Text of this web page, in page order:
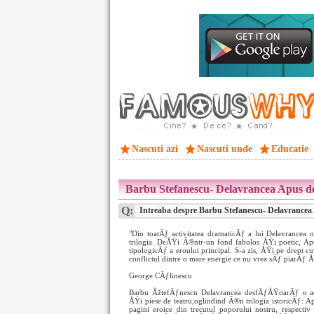
Nascuti azi Nascuti unde Educatie
Barbu Stefanescu- Delavrancea Apus
Q: Intreaba despre Barbu Stefanescu- Delavrancea
"Din toatÄƒ activitatea dramaticÄƒ a lui Delavrancea
trilogia. DeÅŸi Ã®ntr-un fond fabulos ÅŸi poetic,
tipologicÄƒ a eroului principal. S-a zis, ÅŸi pe drept
conflictul dintre o mare energie ce nu vrea sÄƒ piarÄƒ
George CÄƒlinescu
Barbu ÅžtefÄƒnescu Delavrancea desfÄƒÅŸoarÄƒ o
ÅŸi piese de teatru,oglindind Ã®n trilogia istoricÄƒ:
pagini eroice din trecutul poporului nostru,